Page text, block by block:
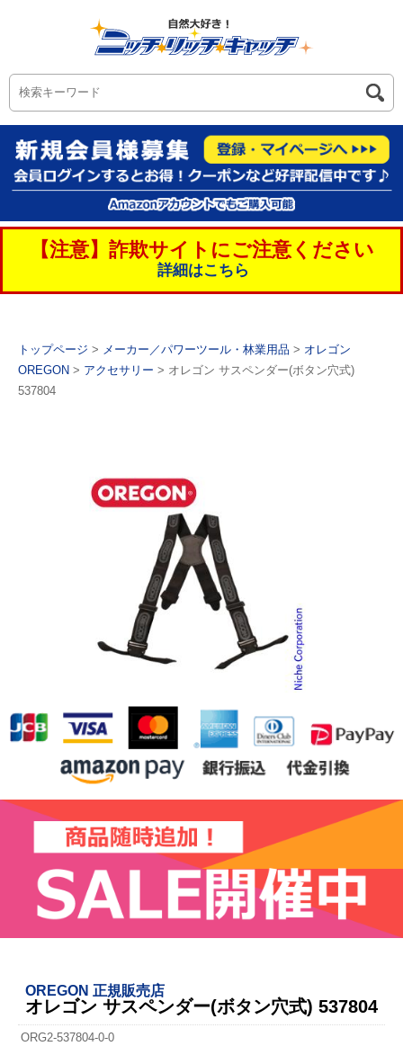
【注意】詐欺サイトにご注意ください
詳細はこちら
トップページ > メーカー／パワーツール・林業用品 > オレゴン
OREGON > アクセサリー > オレゴン サスペンダー(ボタン穴式)
537804
OREGON 正規販売店
オレゴン サスペンダー(ボタン穴式) 537804
ORG2-537804-0-0